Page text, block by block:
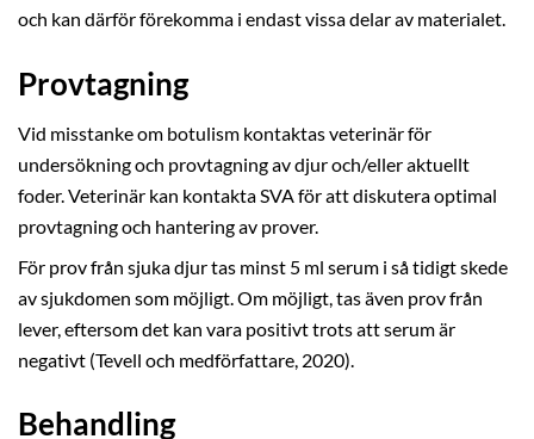
och kan därför förekomma i endast vissa delar av materialet.
Provtagning
Vid misstanke om botulism kontaktas veterinär för
undersökning och provtagning av djur och/eller aktuellt
foder. Veterinär kan kontakta SVA för att diskutera optimal
provtagning och hantering av prover.
För prov från sjuka djur tas minst 5 ml serum i så tidigt skede
av sjukdomen som möjligt. Om möjligt, tas även prov från
lever, eftersom det kan vara positivt trots att serum är
negativt (Tevell och medförfattare, 2020).
Behandling